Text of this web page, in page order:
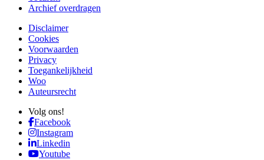
Archief overdragen
Disclaimer
Cookies
Voorwaarden
Privacy
Toegankelijkheid
Woo
Auteursrecht
Volg ons!
Facebook
Instagram
Linkedin
Youtube